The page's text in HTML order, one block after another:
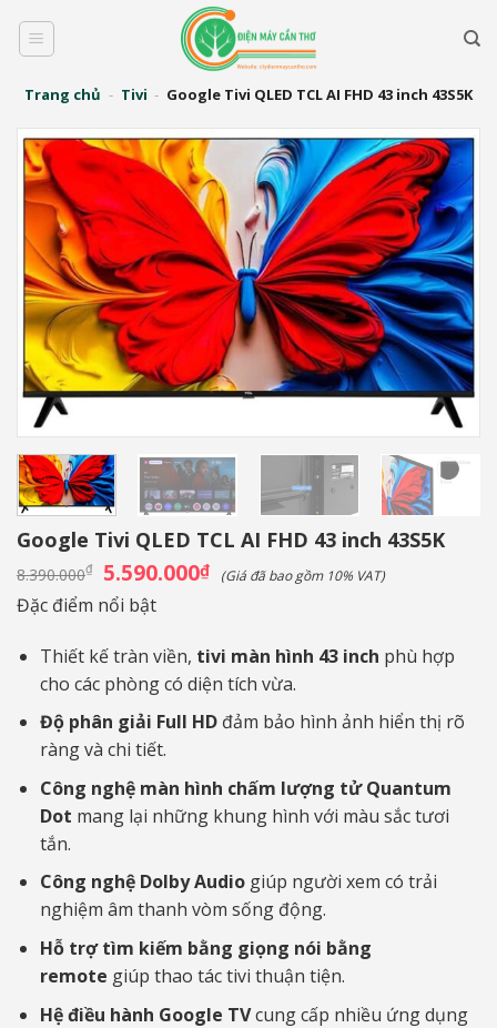
qua
dungTrang chủ - Tivi - Google Tivi QLED TCL AI FHD 43 inch 43S5K
Google Tivi QLED TCL AI FHD 43 inch 43S5K
8.390.000₫ Giá
gốc
là:
8.390.000₫.
5.590.000₫Giá
hiện
(Giá đã bao gồm 10% VAT)
Đặc điểm nổi bật
Thiết kế tràn viền, tivi màn hình 43 inch phù hợp
cho các phòng có diện tích vừa.
Độ phân giải Full HDđảm bảo hình ảnh hiển thị rõ
ràng và chi tiết.
Công nghệ màn hình chấm lượng tử Quantum
Dot mang lại những khung hình với màu sắc tươi
tắn.
Công nghệ Dolby Audiogiúp người xem có trải
nghiệm âm thanh vòm sống động.
Hỗ trợ tìm kiếm bằng giọng nói bằng
remote giúp thao tác tivi thuận tiện.
Hệ điều hành Google TVcung cấp nhiều ứng dụng